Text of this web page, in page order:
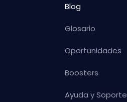
Blog
Glosario
Oportunidades
Boosters
Ayuda y Soporte